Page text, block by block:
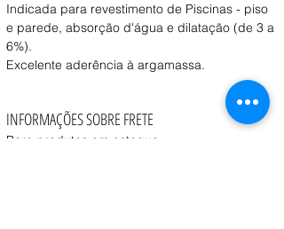
Indicada para revestimento de Piscinas - piso
e parede, absorção d'água e dilatação (de 3 a
6%).
Excelente aderência à argamassa.
INFORMAÇÕES SOBRE FRETE
Para produtos em estoque: